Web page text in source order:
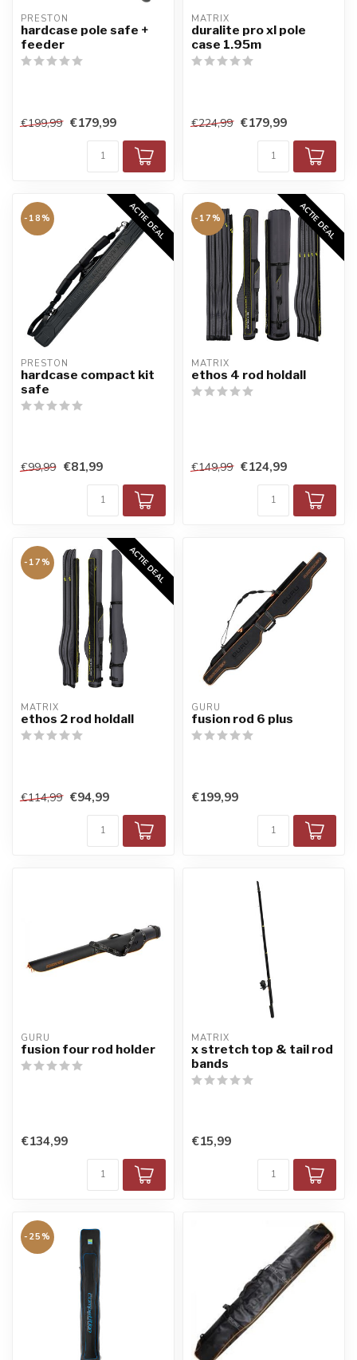
PRESTON
hardcase pole safe +
feeder
€199,99 €179,99
MATRIX
duralite pro xl pole
case 1.95m
€224,99 €179,99
ACTIE DEAL
-18%
PRESTON
hardcase compact kit
safe
€99,99 €81,99
ACTIE DEAL
-17%
MATRIX
ethos 4 rod holdall
€149,99 €124,99
ACTIE DEAL
-17%
MATRIX
ethos 2 rod holdall
€114,99 €94,99
GURU
fusion rod 6 plus
€199,99
GURU
fusion four rod holder
€134,99
MATRIX
x stretch top & tail rod
bands
€15,99
-25%